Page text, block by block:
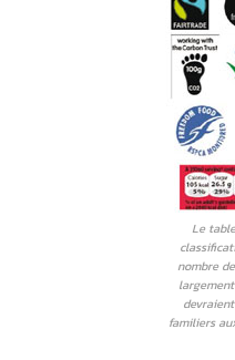
Le
nombre
familiers